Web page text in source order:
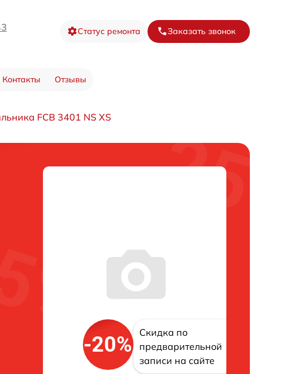
Статус ремонта Заказать звонок
Контакты Отзывы
FCB 3401 NS XS
-20%
Скидка по
предварительной
записи на сайте